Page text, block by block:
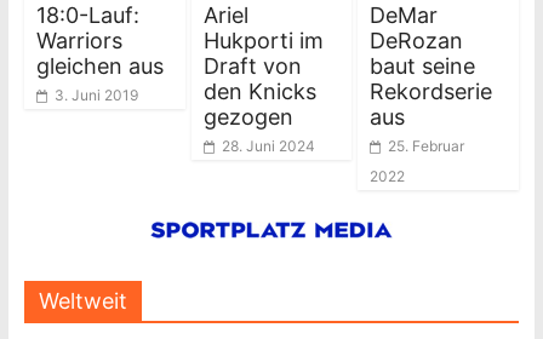
18:0-Lauf:
Warriors
gleichen aus
3. Juni 2019
Ariel
Hukporti im
Draft von
den Knicks
gezogen
28. Juni 2024
DeMar
DeRozan
baut seine
Rekordserie
aus
25. Februar
2022
Weltweit